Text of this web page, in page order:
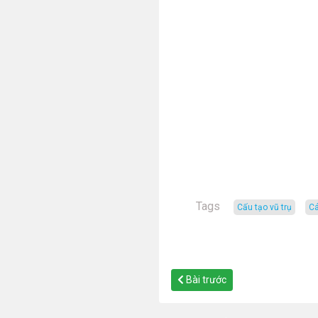
Tags cấu tạo vũ trụ
Bài trước